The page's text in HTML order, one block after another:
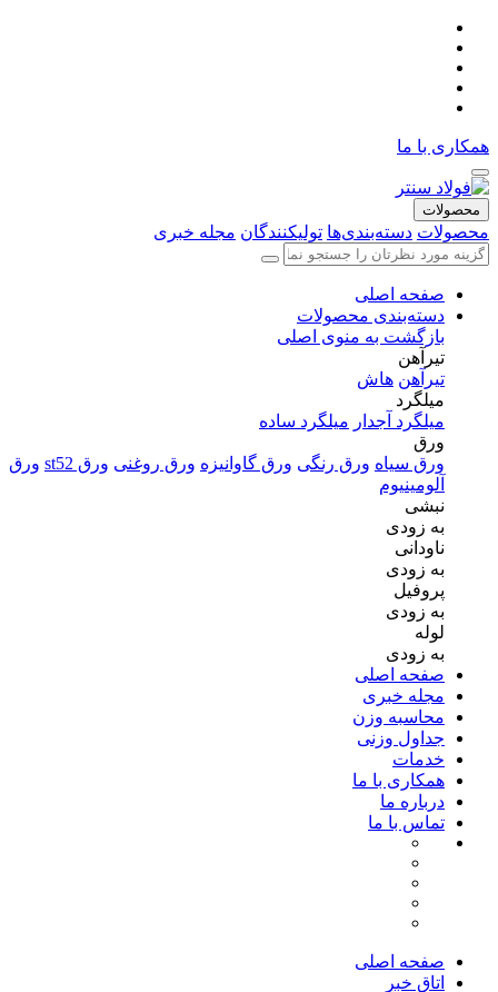
همکاری با ما
محصولات
محصولات دسته‌بندی‌ها تولیکنندگان مجله خبری
صفحه اصلی
دسته‌بندی محصولات
بازگشت به منوی اصلی
تیرآهن
تیرآهن هاش
میلگرد
میلگرد آجدار میلگرد ساده
ورق
ورق سیاه ورق رنگی ورق گاوانیزه ورق روغنی ورق st52
ورق
آلومینیوم
نبشی
به زودی
ناودانی
به زودی
پروفیل
به زودی
لوله
به زودی
صفحه اصلی
مجله خبری
محاسبه وزن
جداول وزنی
خدمات
همکاری با ما
درباره ما
تماس با ما
صفحه اصلی
اتاق خبر